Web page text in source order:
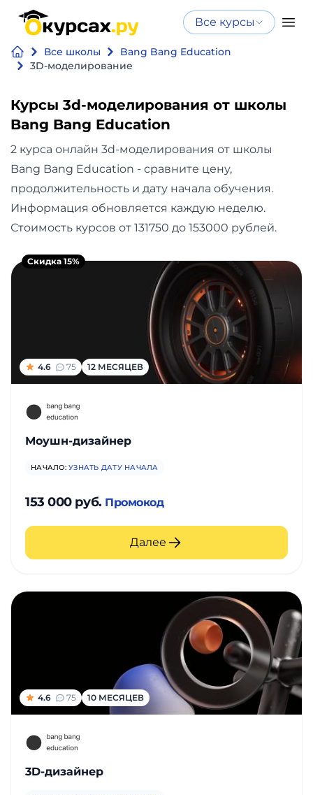
Все курсы
Все школы
Bang Bang Education
3D-моделирование
Курсы 3d-моделирования от школы
Bang Bang Education
2 курса онлайн 3d-моделирования от школы
Bang Bang Education - сравните цену,
продолжительность и дату начала обучения.
Информация обновляется каждую неделю.
Стоимость курсов от 131750 до 153000 рублей.
4.6 75 12 МЕСЯЦЕВ
Моушн-дизайнер
НАЧАЛО: УЗНАТЬ ДАТУ НАЧАЛА
153 000 руб. Промокод
Далее
Скидка 15%
4.6 75 10 МЕСЯЦЕВ
3D-дизайнер
Нейросеть
и ИИ
Программирование
Бизнес
и
финансы
Дизайн
Аналитика
Маркетинг
Иностранный
язык
Для
детей
Красота,
здоровье,
саморазвитие
Прочее
Тесты
Нейросеть и ИИ
искусственному
интеллекту